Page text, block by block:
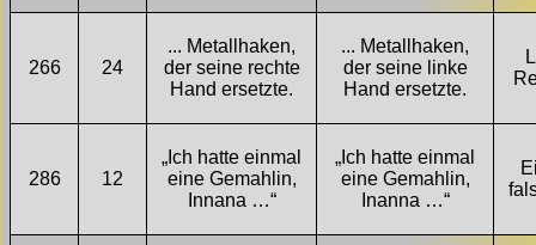
266 24
... Metallhaken,
der seine rechte
Hand ersetzte.
... Metallhaken,
der seine linke
Hand ersetzte.
286 12
„Ich hatte einmal
eine Gemahlin,
Innana …“
„Ich hatte einmal
eine Gemahlin,
Inanna …“